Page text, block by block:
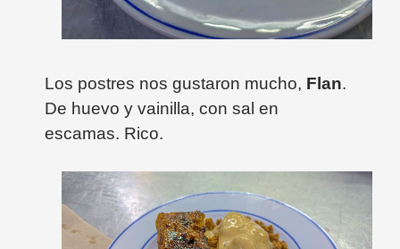
Los postres nos gustaron mucho, Flan.
De huevo y vainilla, con sal en
escamas. Rico.